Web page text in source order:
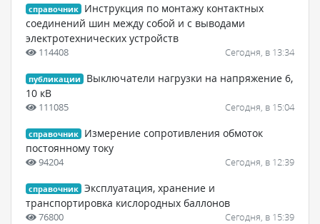
справочник
Инструкция по монтажу контактных
соединений шин между собой и с выводами
электротехнических устройств
114408 Сегодня, в 13:34
публикации
Выключатели нагрузки на напряжение 6,
10 кВ
111085 Сегодня, в 15:04
справочник
Измерение сопротивления обмоток
постоянному току
94204 Сегодня, в 12:39
справочник Эксплуатация, хранение и
транспортировка кислородных баллонов
76800 Сегодня, в 15:39